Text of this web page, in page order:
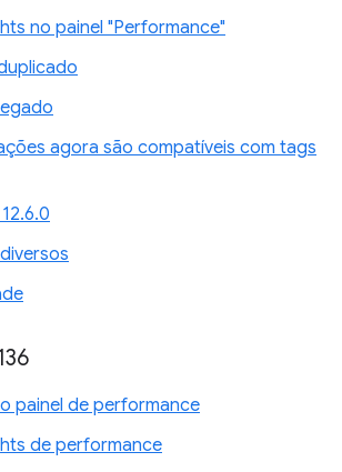
no painel "Performance"
agora são compatíveis com tags
painel de performance
de performance